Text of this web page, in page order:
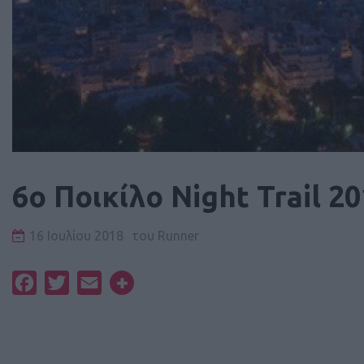
6ο Ποικίλο Night Trail
16 Ιουλίου 2018 του Runner
FacebookTwitterEmail